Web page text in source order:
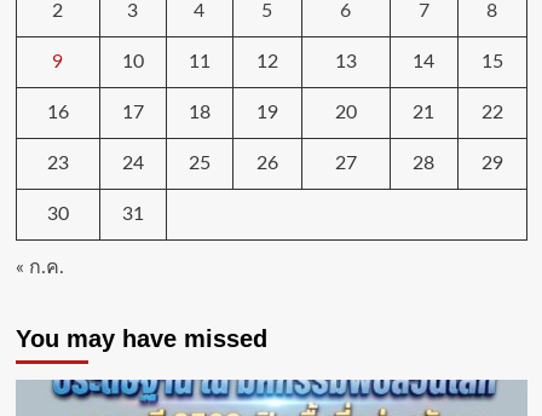
2 3 4 5 6 7 8
9 10 11 12 13 14 15
16 17 18 19 20 21 22
23 24 25 26 27 28 29
30 31
« ก.ค.
You may have missed